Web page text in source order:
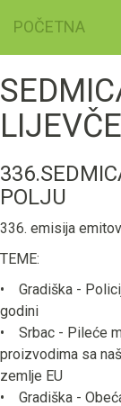
POČETNA
POLJU
336. emisija
TEME:
• Gradiška -
godini
• Srbac - Pileće
proizvodima sa
zemlje EU
• Gradiška -